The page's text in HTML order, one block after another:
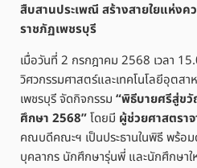
สืบสานประเพณี สร้างสายใยแห่ง
ราชภัฏเพชรบุรี
เมื่อวันที่ 2 กรกฎาคม 2568 เวลา
วิศวกรรมศาสตร์และเทคโนโลยีอุตส
เพชรบุรี จัดกิจกรรม “พิธีบายศรีสู่ข
ศึกษา 2568”โดยมี ผู้ช่วยศาสตรา
คณบดีคณะฯ เป็นประธานในพิธี พร้อ
บุคลากร นักศึกษารุ่นพี่ และนักศึกษาใ